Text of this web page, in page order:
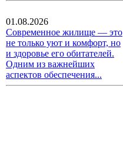
01.08.2026
Современное жилище — это
не только уют и комфорт, но
и здоровье его обитателей.
Одним из важнейших
аспектов обеспечения...